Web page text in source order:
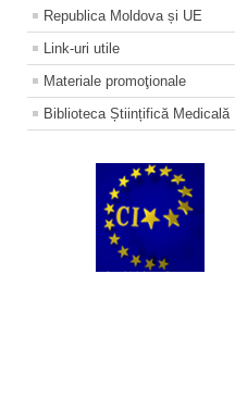
Republica Moldova și UE
Link-uri utile
Materiale promoţionale
Biblioteca Științifică Medicală